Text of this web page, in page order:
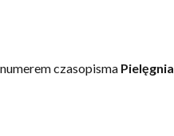
czasopisma